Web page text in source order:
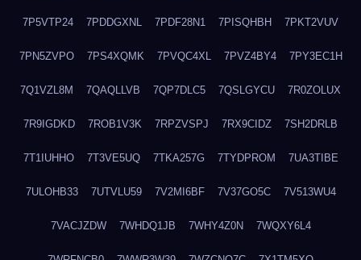
7P5VTP24 7PDDGXNL 7PDF28N1 7PISQHBH 7PKT2VUV
7PN5ZVPO 7PS4XQMK 7PVQC4XL 7PVZ4BY4 7PY3EC1H
7Q1VZL8M 7QAQLLVB 7QP7DLC5 7QSLGYCU 7R0ZOLUX
7R9IGDKD 7ROB1V3K 7RPZVSPJ 7RX9CIDZ 7SH2DRLB
7T1IUHHO 7T3VE5UQ 7TKA257G 7TYDPROM 7UA3TIBE
7ULOHB33 7UTVLU59 7V2MI6BF 7V37GO5C 7V513WU4
7VACJZDW 7WHDQ1JB 7WHY4Z0N 7WQXY6L4